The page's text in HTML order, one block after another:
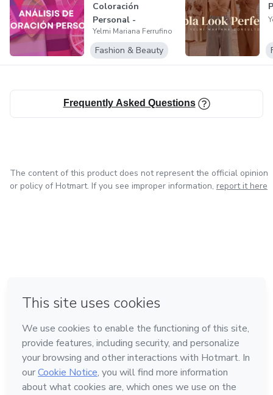
Coloración
Personal -
Colorimetría
Yelmi Mariana Ferrufino
Fashion & Beauty
Frequently Asked Questions
The content of this product does not represent the official opinion
or policy of Hotmart. If you see improper information, report it here
Made with❤ in Belo Horizonte
Learn about Hotmart